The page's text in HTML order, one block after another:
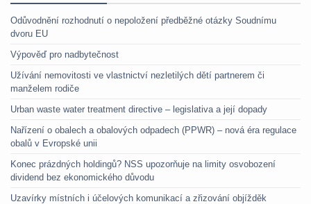
Odůvodnění rozhodnutí o nepoložení předběžné otázky Soudnímu
dvoru EU
Výpověď pro nadbytečnost
Užívání nemovitosti ve vlastnictví nezletilých dětí partnerem či
manželem rodiče
Urban waste water treatment directive – legislativa a její dopady
Nařízení o obalech a obalových odpadech (PPWR) – nová éra regulace
obalů v Evropské unii
Konec prázdných holdingů? NSS upozorňuje na limity osvobození
dividend bez ekonomického důvodu
Uzavírky místních i účelových komunikací a zřizování objížděk